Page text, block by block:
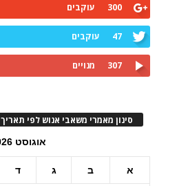
300 עוקבים
47 עוקבים
307 מנויים
סינון מאמרי משאבי אנוש לפי תאריך
אוגוסט 2026
א ב ג ד